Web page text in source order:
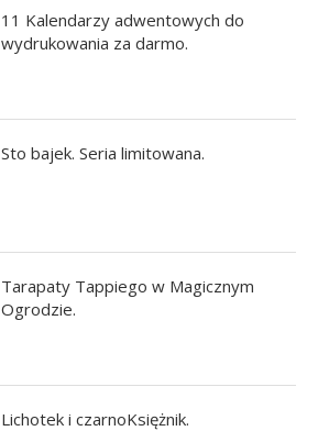
11 Kalendarzy adwentowych do
wydrukowania za darmo.
Sto bajek. Seria limitowana.
Tarapaty Tappiego w Magicznym
Ogrodzie.
Lichotek i czarnoKsiężnik.